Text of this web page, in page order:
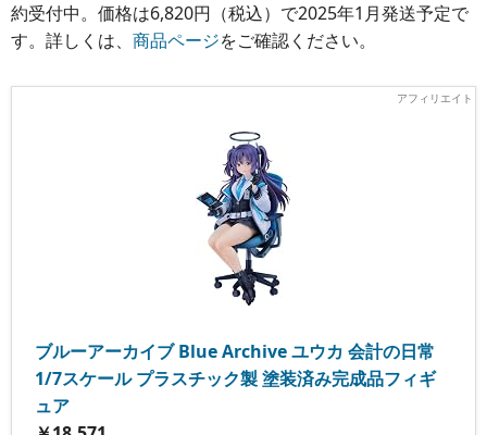
約受付中。価格は6,820円（税込）で2025年1月発送予定で
す。詳しくは、 商品ページをご確認ください。
ブルーアーカイブ Blue Archive ユウカ 会計の日常
1/7スケール プラスチック製 塗装済み完成品フィギ
ュア